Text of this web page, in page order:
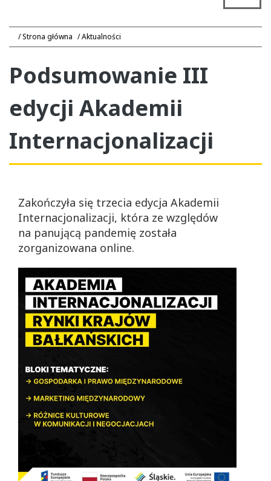
Strona główna Aktualności
Podsumowanie III
edycji Akademii
Internacjonalizacji
Zakończyła się trzecia edycja Akademii
Internacjonalizacji, która ze względów
na panującą pandemię została
zorganizowana online.